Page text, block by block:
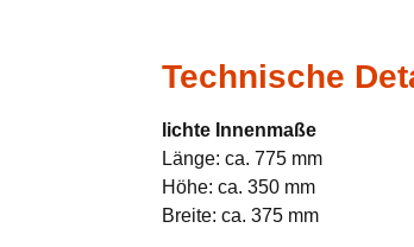
Technische
lichte Innenmaße
Länge: ca. 775 mm
Höhe: ca. 350 mm
Breite: ca. 375 mm